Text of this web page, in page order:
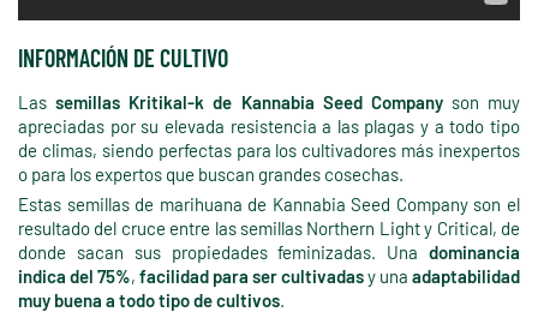
INFORMACIÓN DE CULTIVO
Lassemillas Kritikal-k de Kannabia Seed Companyson muy
apreciadas por su elevada resistencia a las plagas y a todo tipo
de climas, siendo perfectas para los cultivadores más inexpertos
o para los expertos que buscan grandes cosechas.
Estas semillas de marihuana de Kannabia Seed Company son el
resultado del cruce entre las semillas Northern Light y Critical, de
donde sacan sus propiedades feminizadas. Una dominancia
indica del 75%, facilidad para ser cultivadasy una adaptabilidad
muy buena a todo tipo de cultivos.